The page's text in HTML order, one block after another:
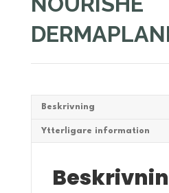
Beskrivning
Ytterligare information